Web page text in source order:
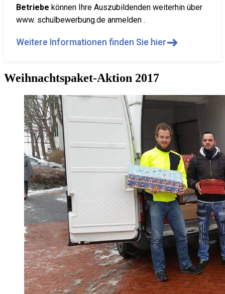
Betriebe können Ihre Auszubildenden weiterhin über
www. schulbewerbung.de anmelden .
Weitere Informationen finden Sie hier➜
Weihnachtspaket-Aktion 2017